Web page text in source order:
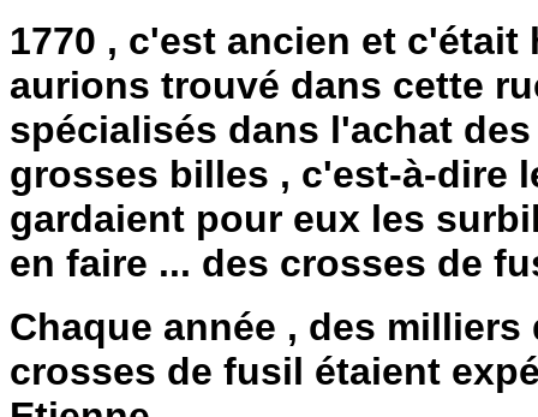
1770 , c'est ancien et
aurions trouvé dans cette
spécialisés dans l'achat
grosses billes , c'est-à-dire
gardaient pour eux les
en faire ... des crosses de
Chaque année , des
crosses de fusil étaient